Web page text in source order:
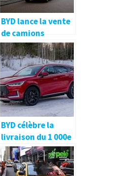
BYD lance la vente
de camions
électriques en
Hongrie
BYD célèbre la
livraison du 1 000e
Tang EV en
Norvège